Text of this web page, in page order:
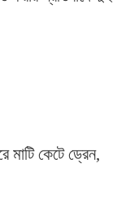
মাটি কেটে ড্রেন,